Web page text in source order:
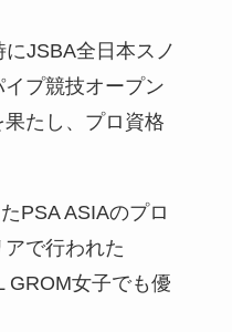
JSBA全日本スノ
プ競技オープン
たし、プロ資格
PSA ASIAのプロ
で行われた
GROM女子でも優